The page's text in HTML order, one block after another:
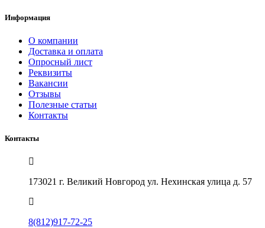
Информация
О компании
Доставка и оплата
Опросный лист
Реквизиты
Вакансии
Отзывы
Полезные статьи
Контакты
Контакты
173021 г. Великий Новгород ул. Нехинская улица д. 57
8(812)917-72-25